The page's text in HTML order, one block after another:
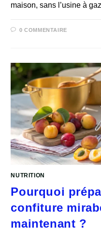
maison, sans l’usine à
0 COMMENTAIRE
NUTRITION
Pourquoi
confiture
maintenant ?